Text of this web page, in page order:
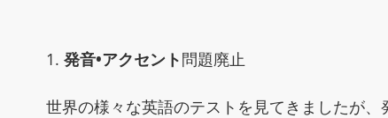
1. 発音•アクセント問題廃止
世界の様々な英語のテストを見てきましたが